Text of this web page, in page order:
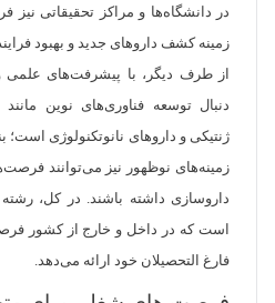
در دانشگاه‌ها و مراکز تحقیقاتی
زمینه کشف داروهای جدید و بهبود
از طرف دیگر، با پیشرفت‌های علمی
دنبال توسعه فناوری‌های نوین مانند
ژنتیکی و داروهای نانوتکنولوژی است؛
زمینه‌های نوظهور نیز می‌توانند
داروسازی داشته باشند. در کل،
است که در داخل و خارج از کشور
فارغ التحصیلان خود ارائه می‌دهد.